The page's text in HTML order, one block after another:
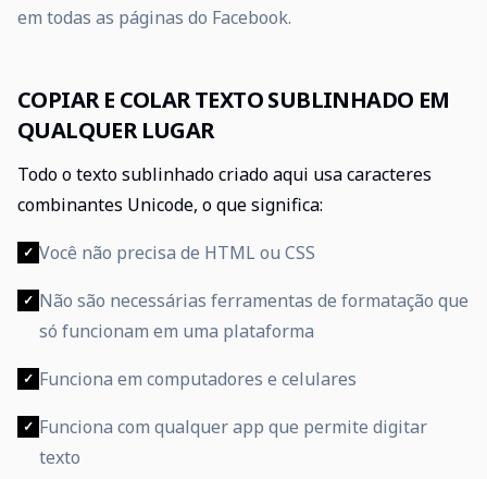
em todas as páginas do Facebook.
COPIAR E COLAR TEXTO SUBLINHADO EM
QUALQUER LUGAR
Todo o texto sublinhado criado aqui usa caracteres
combinantes Unicode, o que significa:
✓ Você não precisa de HTML ou CSS
✓ Não são necessárias ferramentas de formatação que
só funcionam em uma plataforma
✓ Funciona em computadores e celulares
✓ Funciona com qualquer app que permite digitar
texto